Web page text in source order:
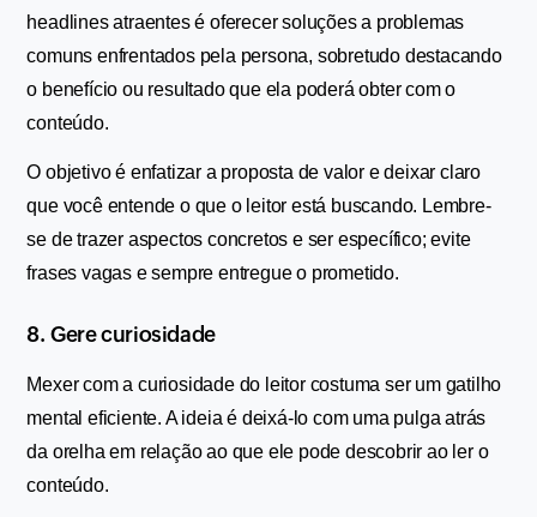
headlines atraentes é oferecer soluções a problemas
comuns enfrentados pela persona, sobretudo destacando
o benefício ou resultado que ela poderá obter com o
conteúdo.
O objetivo é enfatizar a proposta de valor e deixar claro
que você entende o que o leitor está buscando. Lembre-
se de trazer aspectos concretos e ser específico; evite
frases vagas e sempre entregue o prometido.
8. Gere curiosidade
Mexer com a curiosidade do leitor costuma ser um gatilho
mental eficiente. A ideia é deixá-lo com uma pulga atrás
da orelha em relação ao que ele pode descobrir ao ler o
conteúdo.